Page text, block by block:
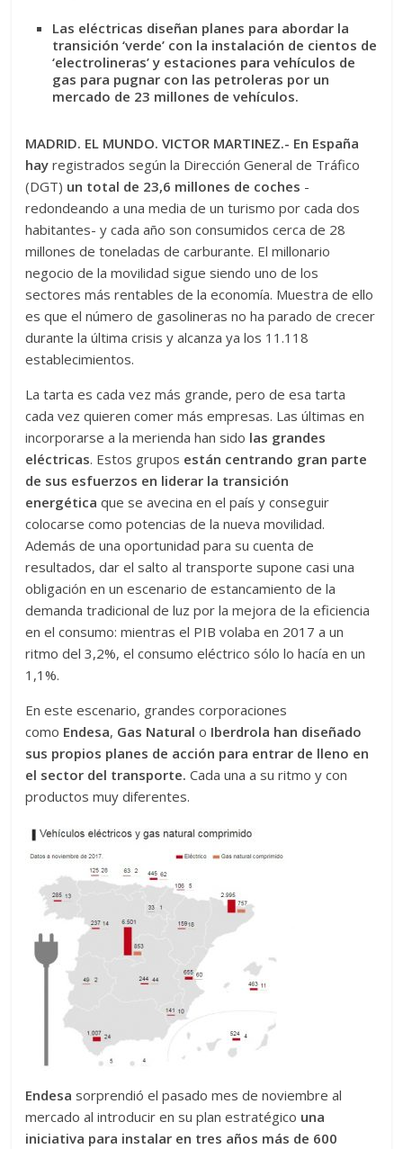
Las eléctricas diseñan planes para abordar la
transición ‘verde’ con la instalación de cientos de
‘electrolineras’ y estaciones para vehículos de
gas para pugnar con las petroleras por un
mercado de 23 millones de vehículos.
MADRID. EL MUNDO. VICTOR MARTINEZ.- En España
hay registrados según la Dirección General de Tráfico
(DGT) un total de 23,6 millones de coches -
redondeando a una media de un turismo por cada dos
habitantes- y cada año son consumidos cerca de 28
millones de toneladas de carburante. El millonario
negocio de la movilidad sigue siendo uno de los
sectores más rentables de la economía. Muestra de ello
es que el número de gasolineras no ha parado de crecer
durante la última crisis y alcanza ya los 11.118
establecimientos.
La tarta es cada vez más grande, pero de esa tarta
cada vez quieren comer más empresas. Las últimas en
incorporarse a la merienda han sido las grandes
eléctricas. Estos grupos están centrando gran parte
de sus esfuerzos en liderar la transición
energética que se avecina en el país y conseguir
colocarse como potencias de la nueva movilidad.
Además de una oportunidad para su cuenta de
resultados, dar el salto al transporte supone casi una
obligación en un escenario de estancamiento de la
demanda tradicional de luz por la mejora de la eficiencia
en el consumo: mientras el PIB volaba en 2017 a un
ritmo del 3,2%, el consumo eléctrico sólo lo hacía en un
1,1%.
En este escenario, grandes corporaciones
como Endesa, Gas Natural o Iberdrola han diseñado
sus propios planes de acción para entrar de lleno en
el sector del transporte. Cada una a su ritmo y con
productos muy diferentes.
Endesasorprendió el pasado mes de noviembre al
mercado al introducir en su plan estratégico una
iniciativa para instalar en tres años más de 600